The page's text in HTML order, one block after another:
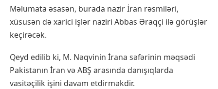
Məlumata əsasən, burada nazir İran rəsmiləri,
xüsusən də xarici işlər naziri Abbas Əraqçi ilə görüşlər
keçirəcək.
Qeyd edilib ki, M. Nəqvinin İrana səfərinin məqsədi
Pakistanın İran və ABŞ arasında danışıqlarda
vasitəçilik işini davam etdirməkdir.